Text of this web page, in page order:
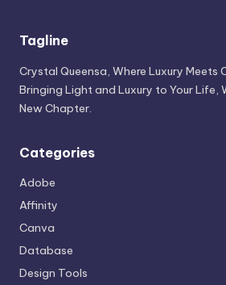
Tagline
Crystal Queensa, Where Luxury Meets
Bringing Light and Luxury to Your Life,
New Chapter.
Categories
Adobe
Affinity
Canva
Database
Design Tools